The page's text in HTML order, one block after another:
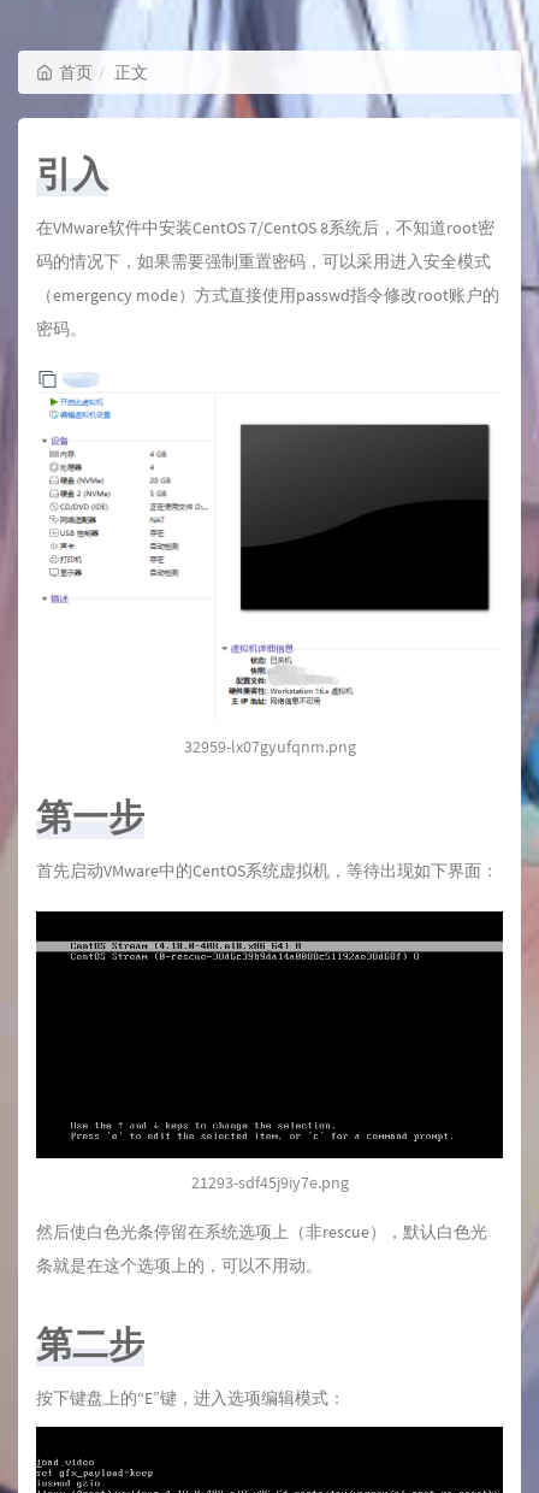
首页 正文
引入
在VMware软件中安装CentOS 7/CentOS 8系统后，不知道root密
码的情况下，如果需要强制重置密码，可以采用进入安全模式
（emergency mode）方式直接使用passwd指令修改root账户的
密码。
32959-lx07gyufqnm.png
第一步
首先启动VMware中的CentOS系统虚拟机，等待出现如下界面：
21293-sdf45j9iy7e.png
然后使白色光条停留在系统选项上（非rescue），默认白色光
条就是在这个选项上的，可以不用动。
第二步
按下键盘上的“E”键，进入选项编辑模式：